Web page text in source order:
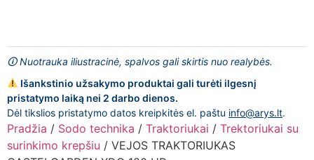
🛈 Nuotrauka iliustracinė, spalvos gali skirtis nuo realybės.
Išankstinio užsakymo produktai gali turėti ilgesnį
pristatymo laiką nei 2 darbo dienos.
Dėl tikslios pristatymo datos kreipkitės el. paštu info@arys.lt.
Pradžia / Sodo technika / Traktoriukai / Trektoriukai su
surinkimo krepšiu / VEJOS TRAKTORIUKAS